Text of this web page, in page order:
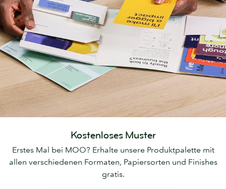
Kostenloses Muster
Erstes Mal bei MOO? Erhalte unsere Produktpalette mit
allen verschiedenen Formaten, Papiersorten und Finishes
gratis.